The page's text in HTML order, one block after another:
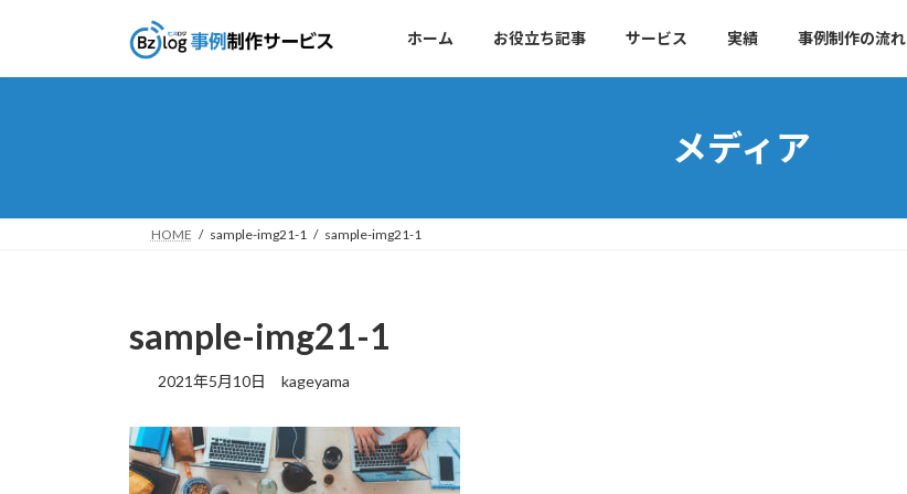
ッ
移
ホーム お役立ち記事 サービス 実績 事例制作の流れ
メディア
HOME sample-img21-1 sample-img21-1
sample-img21-1
2021年5月10日 kageyama